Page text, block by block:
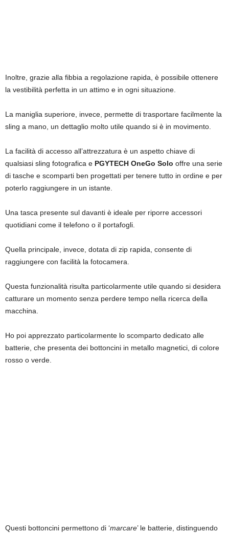
Inoltre, grazie alla fibbia a regolazione rapida, è possibile ottenere
la vestibilità perfetta in un attimo e in ogni situazione.
La maniglia superiore, invece, permette di trasportare facilmente la
sling a mano, un dettaglio molto utile quando si è in movimento.
La facilità di accesso all’attrezzatura è un aspetto chiave di
qualsiasi sling fotografica e PGYTECH OneGo Solo offre una serie
di tasche e scomparti ben progettati per tenere tutto in ordine e per
poterlo raggiungere in un istante.
Una tasca presente sul davanti è ideale per riporre accessori
quotidiani come il telefono o il portafogli.
Quella principale, invece, dotata di zip rapida, consente di
raggiungere con facilità la fotocamera.
Questa funzionalità risulta particolarmente utile quando si desidera
catturare un momento senza perdere tempo nella ricerca della
macchina.
Ho poi apprezzato particolarmente lo scomparto dedicato alle
batterie, che presenta dei bottoncini in metallo magnetici, di colore
rosso o verde.
Questi bottoncini permettono di ‘marcare’ le batterie, distinguendo